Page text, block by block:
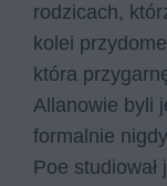
rodzicach,
kolei
która
Allanowie byli
formalnie
Poe